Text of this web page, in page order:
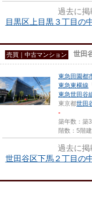
過去に掲
目黒区上目黒３丁目の
売買｜中古マンション 世田
東急田園都
東急東横線
東急世田谷
東京都世田
-
築年数：築
階数：5階建
過去に掲
世田谷区下馬２丁目の